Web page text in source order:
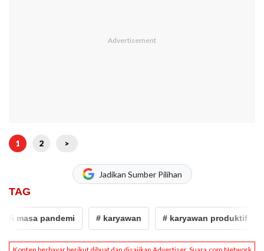
1 2 >
Jadikan Sumber Pilihan
TAG
masa pandemi # karyawan # karyawan produktif